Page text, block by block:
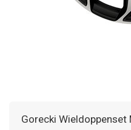
VOLKSWAGEN (VANAF
SNEEUWKETTINGEN
INFORMATIE OVER
Gorecki Wieldoppenset